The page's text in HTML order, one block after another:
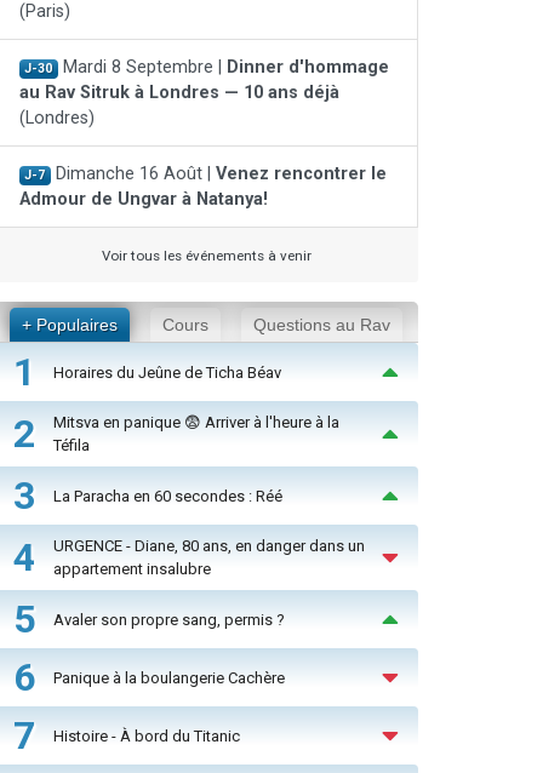
(Paris)
J-30 Mardi 8 Septembre |
Dinner d'hommage
au Rav Sitruk à Londres — 10 ans déjà
(Londres)
J-7 Dimanche 16 Août | Venez rencontrer le
Admour de Ungvar à Natanya!
Voir tous les événements à venir
+ Populaires Cours Questions au Rav
1 Horaires du Jeûne de Ticha Béav
2
Mitsva en panique 😨 Arriver à l'heure à la
Téfila
3 La Paracha en 60 secondes : Réé
4
URGENCE - Diane, 80 ans, en danger dans un
appartement insalubre
5 Avaler son propre sang, permis ?
6 Panique à la boulangerie Cachère
7 Histoire - À bord du Titanic